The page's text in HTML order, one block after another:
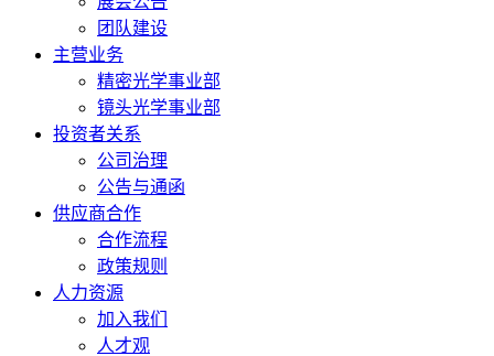
团队建设
主营业务
精密光学事业部
镜头光学事业部
投资者关系
公司治理
公告与通函
供应商合作
合作流程
政策规则
人力资源
加入我们
人才观